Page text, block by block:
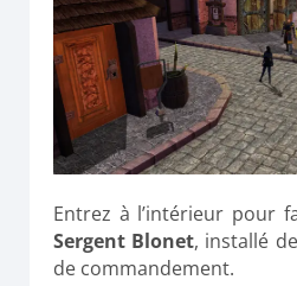
Entrez à l’intérieur pour
Sergent Blonet, installé
de commandement.